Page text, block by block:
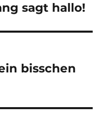
sagt hallo!
bisschen